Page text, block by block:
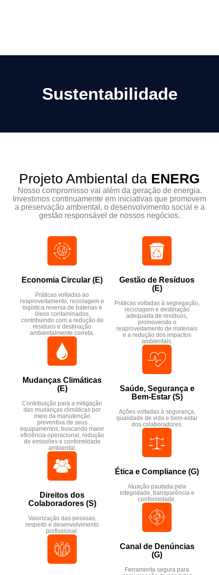
Sustentabilidade
Projeto Ambiental da ENERG
Nosso compromisso vai além da geração de energia.
Investimos continuamente em iniciativas que promovem
a preservação ambiental, o desenvolvimento social e a
gestão responsável de nossos negócios.
Economia Circular (E)​
Práticas voltadas ao
reaproveitamento, reciclagem e
logística reversa de baterias e
óleos contaminados,
contribuindo com a redução de
resíduos e destinação
ambientalmente correta.
Mudanças Climáticas
(E)​
Contribuição para a mitigação
das mudanças climáticas por
meio da manutenção
preventiva de seus
equipamentos, buscando maior
eficiência operacional, redução
de emissões e conformidade
ambiental.
Direitos dos
Colaboradores (S)​
Valorização das pessoas,
respeito e desenvolvimento
profissional.​
Gestão de Resíduos
(E)​
Práticas voltadas à segregação,
reciclagem e destinação
adequada de resíduos,
promovendo o
reaproveitamento de materiais
e a redução dos impactos
ambientais.
Saúde, Segurança e
Bem-Estar (S)​
Ações voltadas à segurança,
qualidade de vida e bem-estar
dos colaboradores.​
Ética e Compliance (G)​
Atuação pautada pela
integridade, transparência e
conformidade.​
Canal de Denúncias
(G)​
Ferramenta segura para